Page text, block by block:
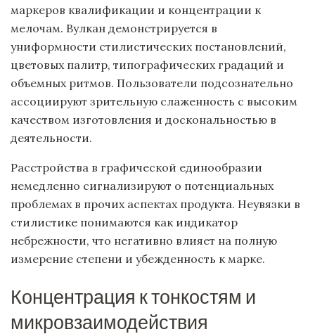
маркеров квалификации и концентрации к
мелочам. Вулкан демонстрируется в
униформности стилистических постановлений,
цветовых палитр, типографических градаций и
объемных ритмов. Пользователи подсознательно
ассоциируют зрительную слаженность с высоким
качеством изготовления и доскональностью в
деятельности.
Расстройства в графической единообразии
немедленно сигнализируют о потенциальных
проблемах в прочих аспектах продукта. Неувязки в
стилистике понимаются как индикатор
небрежности, что негативно влияет на полную
измерение степени и убежденность к марке.
Концентрация к тонкостям и
микровзаимодействия